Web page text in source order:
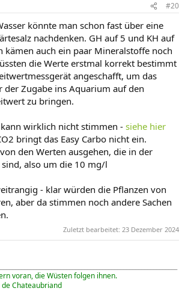
#20
könnte man schon fast über eine
nachdenken. GH auf 5 und KH auf
kämen auch ein paar Mineralstoffe noch
die Werte erstmal korrekt bestimmt
angeschafft, um das
der Zugabe ins Aquarium auf den
zu bringen.
wirklich nicht stimmen - siehe hier
bringt das Easy Carbo nicht ein.
den Werten ausgehen, die in der
sind, also um die 10 mg/l
- klar würden die Pflanzen von
aber da stimmen noch andere Sachen
Zuletzt bearbeitet: 23 Dezember 2024
voran, die Wüsten folgen ihnen.
de Chateaubriand